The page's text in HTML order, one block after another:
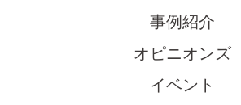
事例紹介
オピニオンズ
イベント